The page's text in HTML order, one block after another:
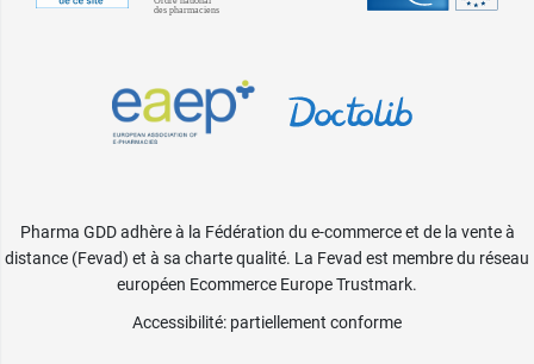
Pharma GDD adhère à la Fédération du e-commerce et de la vente à
distance (Fevad) et à sa charte qualité. La Fevad est membre du réseau
européen Ecommerce Europe Trustmark.
Accessibilité: partiellement conforme